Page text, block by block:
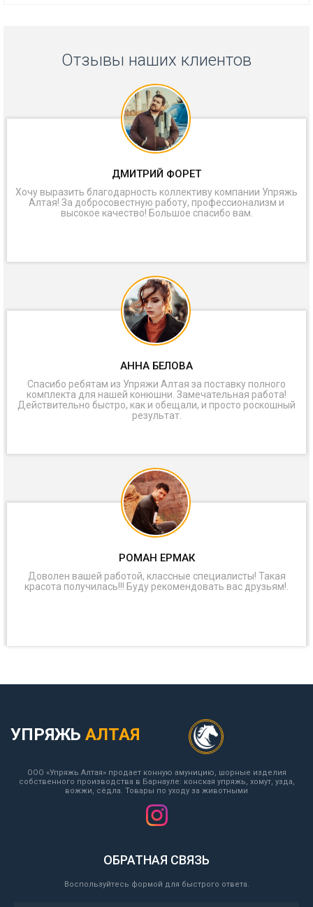
Отзывы наших клиентов
ДМИТРИЙ ФОРЕТ
Хочу выразить благодарность коллективу компании Упряжь
Алтая! За добросовестную работу, профессионализм и
высокое качество! Большое спасибо вам.
АННА БЕЛОВА
Спасибо ребятам из Упряжи Алтая за поставку полного
комплекта для нашей конюшни. Замечательная работа!
Действительно быстро, как и обещали, и просто роскошный
результат.
РОМАН ЕРМАК
Доволен вашей работой, классные специалисты! Такая
красота получилась!!! Буду рекомендовать вас друзьям!.
УПРЯЖЬ АЛТАЯ
ООО «Упряжь Алтая» продает конную амуницию, шорные изделия
собственного производства в Барнауле: конская упряжь, хомут, узда,
вожжи, сёдла. Товары по уходу за животными
ОБРАТНАЯ СВЯЗЬ
Воспользуйтесь формой для быстрого ответа.